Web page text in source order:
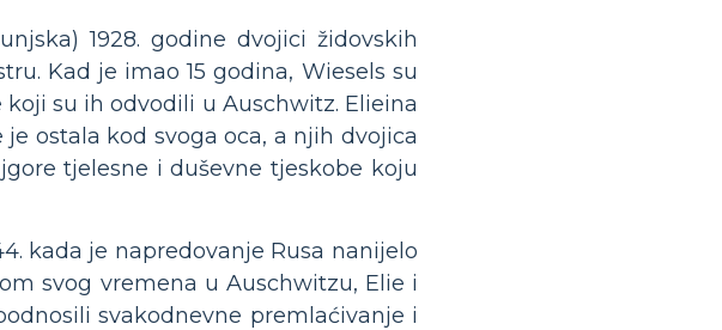
1928. godine dvojici židovskih
Kad je imao 15 godina, Wiesels su
su ih odvodili u Auschwitz. Elieina
ostala kod svoga oca, a njih dvojica
tjelesne i duševne tjeskobe koju
kada je napredovanje Rusa nanijelo
svog vremena u Auschwitzu, Elie i
svakodnevne premlaćivanje i